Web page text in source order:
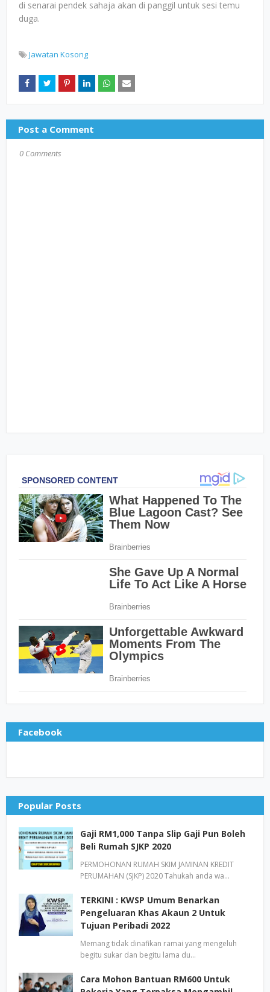
di senarai pendek sahaja akan di panggil untuk sesi temu
duga.
Jawatan Kosong
Post a Comment
0 Comments
Facebook
Popular Posts
Gaji RM1,000 Tanpa Slip Gaji Pun Boleh
Beli Rumah SJKP 2020
PERMOHONAN RUMAH SKIM JAMINAN KREDIT
PERUMAHAN (SJKP) 2020 Tahukah anda wa…
TERKINI : KWSP Umum Benarkan
Pengeluaran Khas Akaun 2 Untuk
Tujuan Peribadi 2022
Memang tidak dinafikan ramai yang mengeluh
begitu sukar dan begitu lama du…
Cara Mohon Bantuan RM600 Untuk